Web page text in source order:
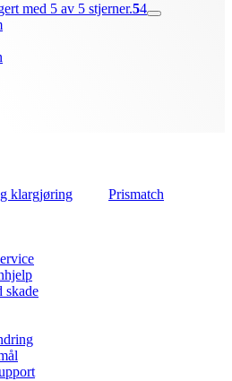
med 5 av 5 stjerner.54
klargjøring
Prismatch
skade